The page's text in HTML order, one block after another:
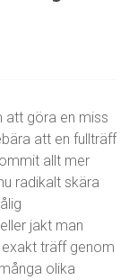
att göra en miss
att en fullträff
allt mer
radikalt skära
jakt man
träff genom
olika